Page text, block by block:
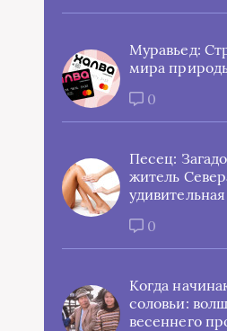
Муравьед:
мира
0
Песец:
житель
0
Когда
соловьи:
весеннего